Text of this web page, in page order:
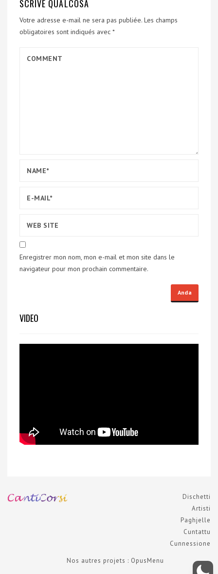
SCRIVE QUALCOSA
Votre adresse e-mail ne sera pas publiée. Les champs
obligatoires sont indiqués avec *
Enregistrer mon nom, mon e-mail et mon site dans le
navigateur pour mon prochain commentaire.
VIDEO
Dischetti
Artisti
Paghjelle
Cuntattu
Cunnessione
Nos autres projets : OpusMenu